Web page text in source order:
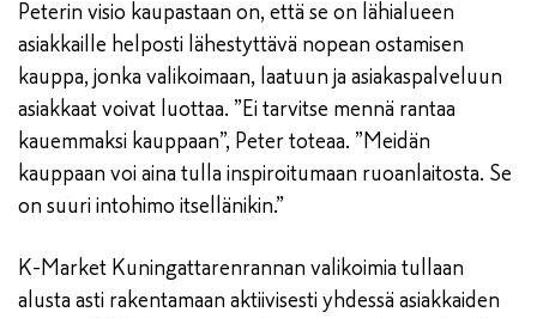
Peterin visio kaupastaan on, että se on lähialueen
asiakkaille helposti lähestyttävä nopean ostamisen
kauppa, jonka valikoimaan, laatuun ja asiakaspalveluun
asiakkaat voivat luottaa. ”Ei tarvitse mennä rantaa
kauemmaksi kauppaan”, Peter toteaa. ”Meidän
kauppaan voi aina tulla inspiroitumaan ruoanlaitosta. Se
on suuri intohimo itsellänikin.”
K-Market Kuningattarenrannan valikoimia tullaan
alusta asti rakentamaan aktiivisesti yhdessä asiakkaiden